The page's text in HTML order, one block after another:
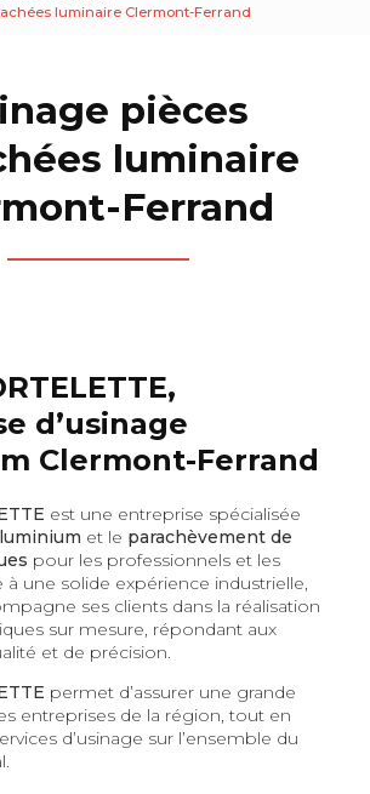
luminaire Clermont-Ferrand
pièces
luminaire
Ferrand
d’usinage
Clermont-Ferrand
est une entreprise spécialisée
et le parachèvement de
pour les professionnels et les
à une solide expérience industrielle,
ses clients dans la réalisation
sur mesure, répondant aux
et de précision.
permet d’assurer une grande
entreprises de la région, tout en
d’usinage sur l’ensemble du